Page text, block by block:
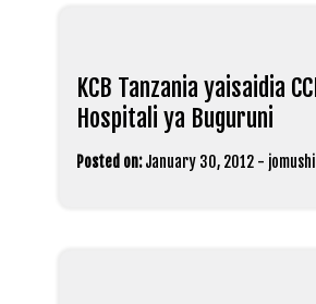
KCB Tanzania yaisaidia
Hospitali ya Buguruni
Posted on: January 30, 2012 - jomushi